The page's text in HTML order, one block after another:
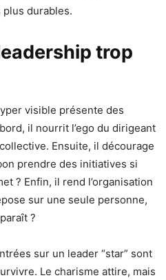
durables.
trop
visible présente des
il nourrit l’ego du dirigeant
Ensuite, il décourage
prendre des initiatives si
? Enfin, il rend l’organisation
sur une seule personne,
?
sur un leader “star” sont
Le charisme attire, mais